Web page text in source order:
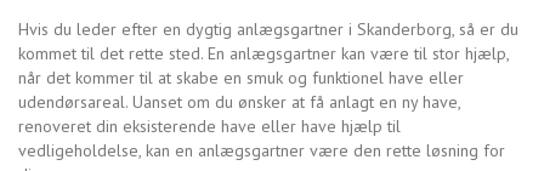
Hvis du leder efter en dygtig anlægsgartner i Skanderborg, så er du
kommet til det rette sted. En anlægsgartner kan være til stor hjælp,
når det kommer til at skabe en smuk og funktionel have eller
udendørsareal. Uanset om du ønsker at få anlagt en ny have,
renoveret din eksisterende have eller have hjælp til
vedligeholdelse, kan en anlægsgartner være den rette løsning for